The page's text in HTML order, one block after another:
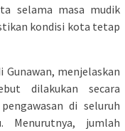
selama masa mudik
kondisi kota tetap
menjelaskan
dilakukan secara
di seluruh
Menurutnya, jumlah